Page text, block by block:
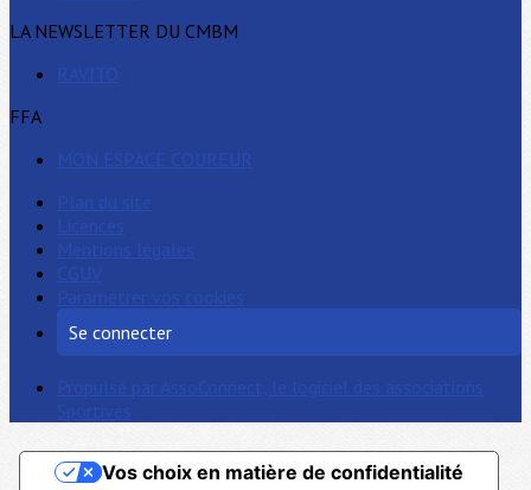
LA NEWSLETTER DU CMBM
RAVITO
FFA
MON ESPACE COUREUR
Plan du site
Licences
Mentions légales
CGUV
Paramétrer vos cookies
Se connecter
Propulsé par AssoConnect, le logiciel des associations
Sportives
Vos choix en matière de confidentialité